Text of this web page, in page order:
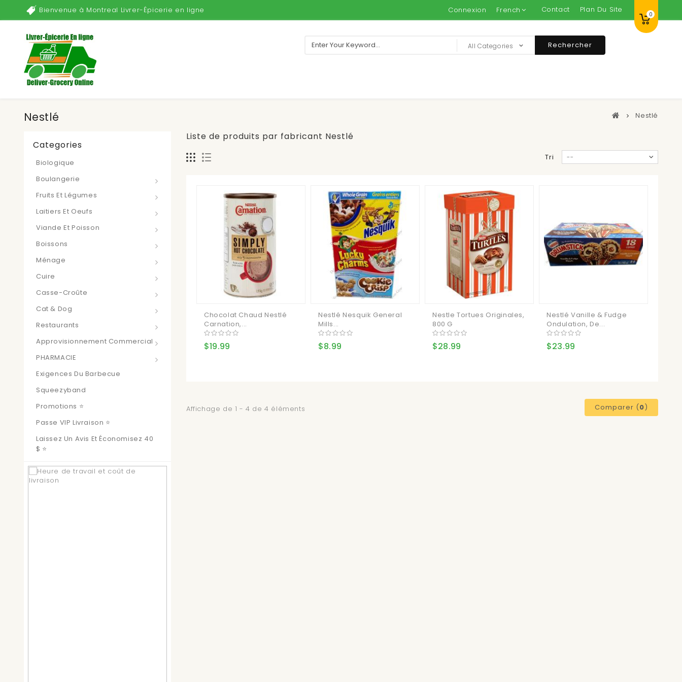
Contact Plan Du Site
French
Bienvenue à Montreal Livrer-Épicerie en ligne Connexion 0
All Categories Rechercher
Nestlé Nestlé
Categories
Biologique
Boulangerie
Fruits Et Légumes
Laitiers Et Oeufs
Viande Et Poisson
Boissons
Ménage
Cuire
Casse-Croûte
Cat & Dog
Restaurants
Approvisionnement Commercial
PHARMACIE
Exigences Du Barbecue
Squeezyband
Promotions ⭐
Passe VIP Livraison ⭐
Laissez Un Avis Et Économisez 40
$ ⭐
Liste de produits par fabricant Nestlé
Tri --
Chocolat Chaud Nestlé
Carnation,...
$19.99
Nestlé Nesquik General
Mills...
$8.99
Nestle Tortues Originales,
800 G
$28.99
Nestlé Vanille & Fudge
Ondulation, De...
$23.99
Comparer (0)
Affichage de 1 - 4 de 4 éléments